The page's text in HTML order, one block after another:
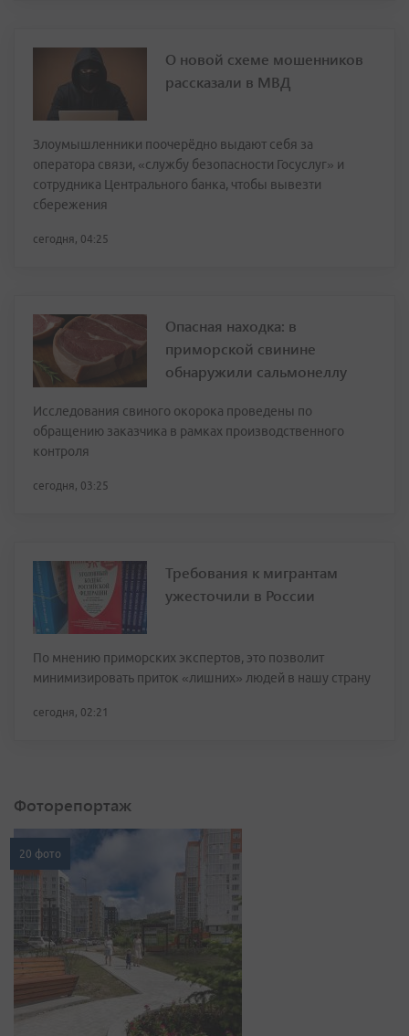
О новой схеме мошенников
рассказали в МВД
Злоумышленники поочерёдно выдают себя за
оператора связи, «службу безопасности Госуслуг» и
сотрудника Центрального банка, чтобы вывезти
сбережения
сегодня, 04:25
Опасная находка: в
приморской свинине
обнаружили сальмонеллу
Исследования свиного окорока проведены по
обращению заказчика в рамках производственного
контроля
сегодня, 03:25
Требования к мигрантам
ужесточили в России
По мнению приморских экспертов, это позволит
минимизировать приток «лишних» людей в нашу страну
сегодня, 02:21
Фоторепортаж
20 фото